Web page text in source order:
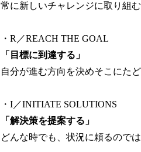
常に新しいチャレンジに取り組
・R／REACH THE GOAL
「目標に到達する」
自分が進む方向を決めそこにた
・I／INITIATE SOLUTIONS
「解決策を提案する」
どんな時でも、状況に頼るので